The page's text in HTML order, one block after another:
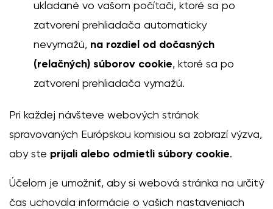
ukladané vo vašom počítači, ktoré sa po
zatvorení prehliadača automaticky
nevymažú, na rozdiel od dočasných
(relačných) súborov cookie, ktoré sa po
zatvorení prehliadača vymažú.
Pri každej návšteve webových stránok
spravovaných Európskou komisiou sa zobrazí výzva,
aby ste prijali alebo odmietli súbory cookie.
Účelom je umožniť, aby si webová stránka na určitý
čas uchovala informácie o vašich nastaveniach